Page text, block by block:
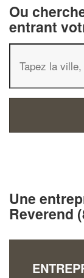
Ou
entrant
Une
Reverend